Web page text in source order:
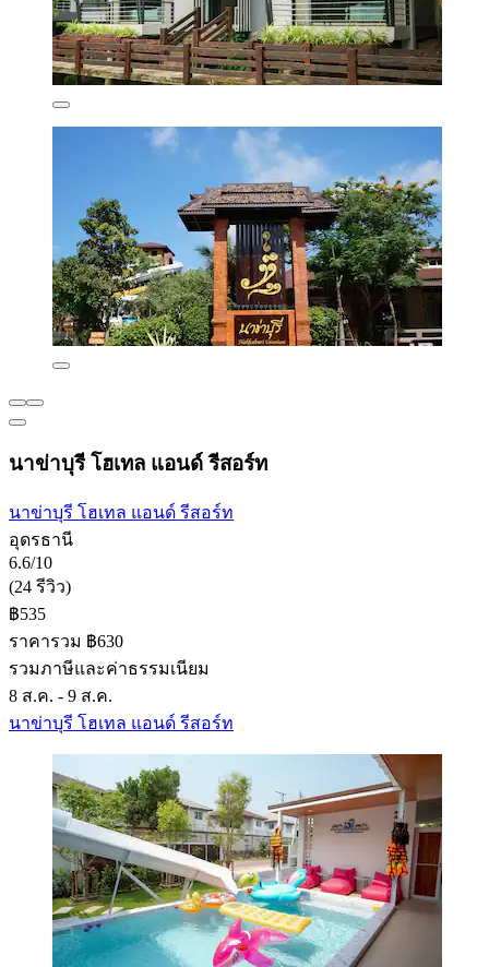
นาข่าบุรี โฮเทล แอนด์ รีสอร์ท
นาข่าบุรี โฮเทล แอนด์ รีสอร์ท
อุดรธานี
6.6/10
(24 รีวิว)
฿535
ราคารวม ฿630
รวมภาษีและค่าธรรมเนียม
8 ส.ค. - 9 ส.ค.
นาข่าบุรี โฮเทล แอนด์ รีสอร์ท